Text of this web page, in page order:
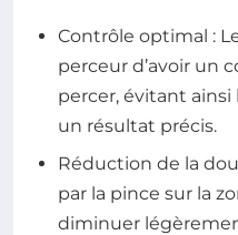
Contrôle optimal :
perceur d’avoir un
percer, évitant ainsi
un résultat précis.
Réduction de la
par la pince sur la
diminuer